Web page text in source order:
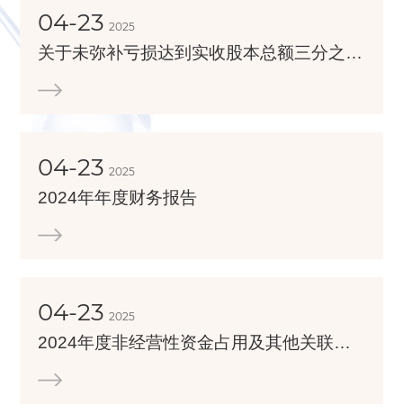
04-23 2025
关于未弥补亏损达到实收股本总额三分之一的公告
04-23 2025
2024年年度财务报告
04-23 2025
2024年度非经营性资金占用及其他关联资金往来情况汇总表